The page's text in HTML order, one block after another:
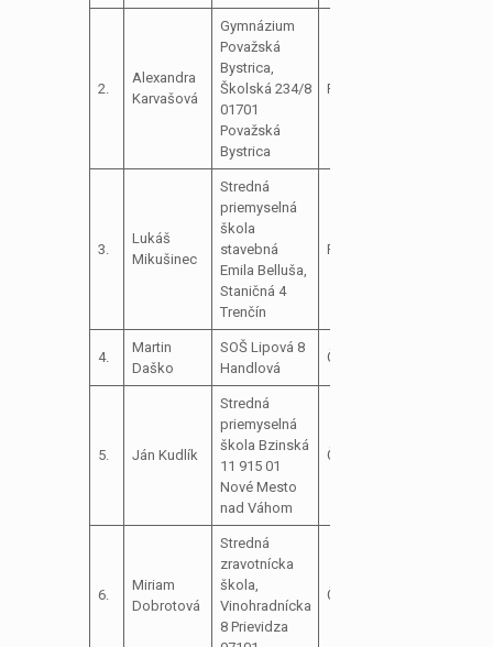
2.
Alexandra
Karvašová
Gymnázium
Považská
Bystrica,
Školská 234/8
01701
Považská
Bystrica
Podpredsedníčka
3.
Lukáš
Mikušinec
Stredná
priemyselná
škola
stavebná
Emila Belluša,
Staničná 4
Trenčín
Podpredseda
4.
Martin
Daško
SOŠ Lipová 8
Handlová
Člen
5. Ján Kudlík
Stredná
priemyselná
škola Bzinská
11 915 01
Nové Mesto
nad Váhom
Člen
6.
Miriam
Dobrotová
Stredná
zravotnícka
škola,
Vinohradnícka
8 Prievidza
Členka